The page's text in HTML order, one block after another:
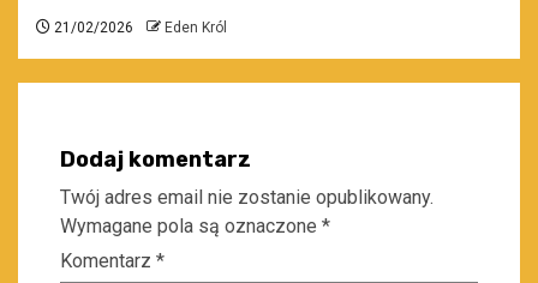
21/02/2026 Eden Król
Dodaj komentarz
Twój adres email nie zostanie opublikowany.
Wymagane pola są oznaczone *
Komentarz *